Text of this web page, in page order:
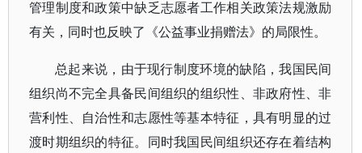
管理制度和政策中缺乏志愿者工作相关政策法规激励
有关，同时也反映了《公益事业捐赠法》的局限性。
总起来说，由于现行制度环境的缺陷，我国民间
组织尚不完全具备民间组织的组织性、非政府性、非
营利性、自治性和志愿性等基本特征，具有明显的过
渡时期组织的特征。同时我国民间组织还存在着结构